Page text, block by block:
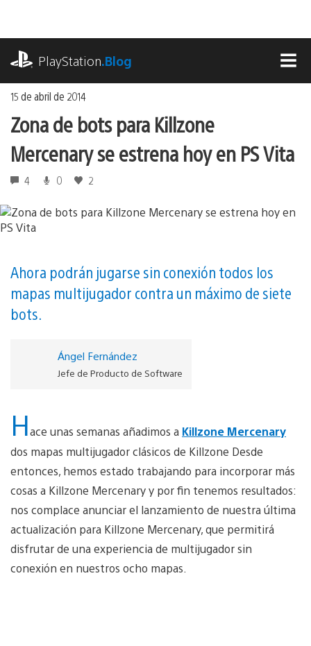
contenido
PlayStation.Blog
15 de abril de 2014
Zona de bots para Killzone
Mercenary se estrena hoy en PS Vita
4 0 2
Ahora podrán jugarse sin conexión todos los
mapas multijugador contra un máximo de siete
bots.
Ángel Fernández
Jefe de Producto de Software
Hace unas semanas añadimos a Killzone Mercenary
dos mapas multijugador clásicos de Killzone Desde
entonces, hemos estado trabajando para incorporar más
cosas a Killzone Mercenary y por fin tenemos resultados:
nos complace anunciar el lanzamiento de nuestra última
actualización para Killzone Mercenary, que permitirá
disfrutar de una experiencia de multijugador sin
conexión en nuestros ocho mapas.